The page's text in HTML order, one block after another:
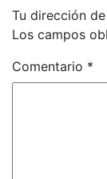
Tu dirección
Los campos
Comentario *